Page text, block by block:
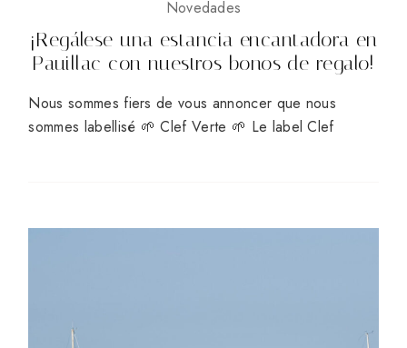
Novedades
¡Regálese una estancia encantadora en
Pauillac con nuestros bonos de regalo!
Nous sommes fiers de vous annoncer que nous
sommes labellisé 🌱 Clef Verte 🌱 Le label Clef